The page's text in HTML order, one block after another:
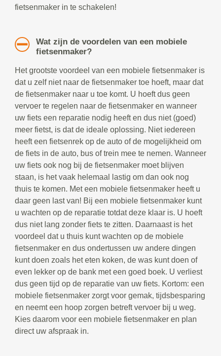
fietsenmaker in te schakelen!
Wat zijn de voordelen van een mobiele
fietsenmaker?
Het grootste voordeel van een mobiele fietsenmaker is
dat u zelf niet naar de fietsenmaker toe hoeft, maar dat
de fietsenmaker naar u toe komt. U hoeft dus geen
vervoer te regelen naar de fietsenmaker en wanneer
uw fiets een reparatie nodig heeft en dus niet (goed)
meer fietst, is dat de ideale oplossing. Niet iedereen
heeft een fietsenrek op de auto of de mogelijkheid om
de fiets in de auto, bus of trein mee te nemen. Wanneer
uw fiets ook nog bij de fietsenmaker moet blijven
staan, is het vaak helemaal lastig om dan ook nog
thuis te komen. Met een mobiele fietsenmaker heeft u
daar geen last van! Bij een mobiele fietsenmaker kunt
u wachten op de reparatie totdat deze klaar is. U hoeft
dus niet lang zonder fiets te zitten. Daarnaast is het
voordeel dat u thuis kunt wachten op de mobiele
fietsenmaker en dus ondertussen uw andere dingen
kunt doen zoals het eten koken, de was kunt doen of
even lekker op de bank met een goed boek. U verliest
dus geen tijd op de reparatie van uw fiets. Kortom: een
mobiele fietsenmaker zorgt voor gemak, tijdsbesparing
en neemt een hoop zorgen betreft vervoer bij u weg.
Kies daarom voor een mobiele fietsenmaker en plan
direct uw afspraak in.